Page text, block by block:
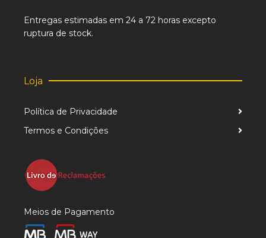
Entregas estimadas em 24 a 72 horas excepto
ruptura de stock.
Loja
Política de Privacidade
Termos e Condições
Meios de Pagamento